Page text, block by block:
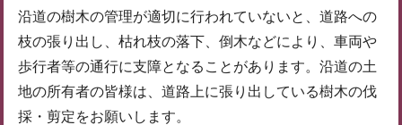
沿道の樹木の管理が適切に行われていないと、道路への
枝の張り出し、枯れ枝の落下、倒木などにより、車両や
歩行者等の通行に支障となることがあります。沿道の土
地の所有者の皆様は、道路上に張り出している樹木の伐
採・剪定をお願いします。